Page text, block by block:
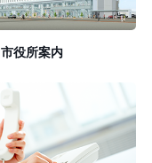
市役所案内